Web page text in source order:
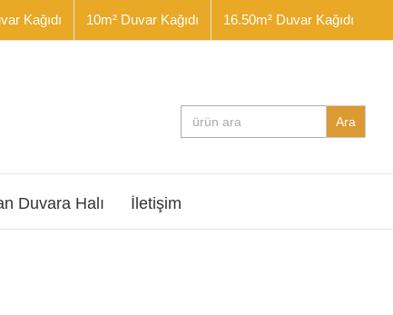
Kağıdı 10m² Duvar Kağıdı 16.50m² Duvar Kağıdı
Search
for:
Duvara Halı İletişim